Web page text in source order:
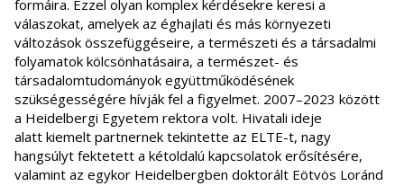
formáira. Ezzel olyan komplex kérdésekre keresi a
válaszokat, amelyek az éghajlati és más környezeti
változások összefüggéseire, a természeti és a társadalmi
folyamatok kölcsönhatásaira, a természet- és
társadalomtudományok együttműködésének
szükségességére hívják fel a figyelmet. 2007–2023 között
a Heidelbergi Egyetem rektora volt. Hivatali ideje
alatt kiemelt partnernek tekintette az ELTE-t, nagy
hangsúlyt fektetett a kétoldalú kapcsolatok erősítésére,
valamint az egykor Heidelbergben doktorált Eötvös Loránd